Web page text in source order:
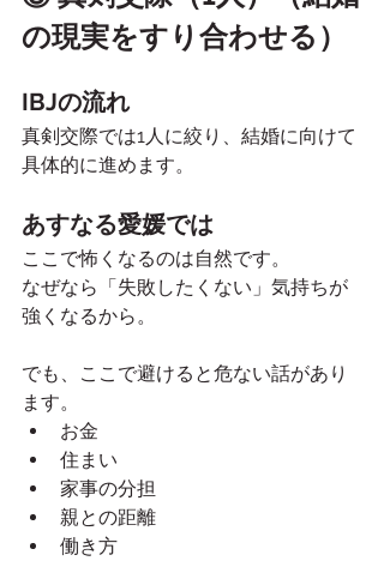
の現実をすり合わせる）
IBJの流れ
真剣交際では1人に絞り、結婚に向けて
具体的に進めます。
あすなる愛媛では
ここで怖くなるのは自然です。
なぜなら「失敗したくない」気持ちが
強くなるから。
でも、ここで避けると危ない話があり
ます。
お金
住まい
家事の分担
親との距離
働き方